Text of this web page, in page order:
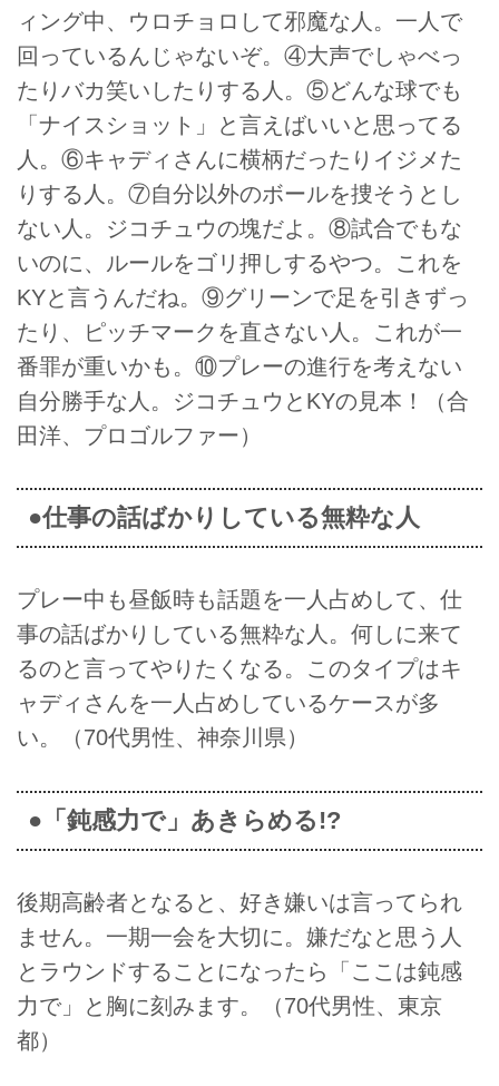
ィング中、ウロチョロして邪魔な人。一人で
回っているんじゃないぞ。④大声でしゃべっ
たりバカ笑いしたりする人。⑤どんな球でも
「ナイスショット」と言えばいいと思ってる
人。⑥キャディさんに横柄だったりイジメた
りする人。⑦自分以外のボールを捜そうとし
ない人。ジコチュウの塊だよ。⑧試合でもな
いのに、ルールをゴリ押しするやつ。これを
KYと言うんだね。⑨グリーンで足を引きずっ
たり、ピッチマークを直さない人。これが一
番罪が重いかも。⑩プレーの進行を考えない
自分勝手な人。ジコチュウとKYの見本！（合
田洋、プロゴルファー）
●仕事の話ばかりしている無粋な人
プレー中も昼飯時も話題を一人占めして、仕
事の話ばかりしている無粋な人。何しに来て
るのと言ってやりたくなる。このタイプはキ
ャディさんを一人占めしているケースが多
い。（70代男性、神奈川県）
●「鈍感力で」あきらめる!?
後期高齢者となると、好き嫌いは言ってられ
ません。一期一会を大切に。嫌だなと思う人
とラウンドすることになったら「ここは鈍感
力で」と胸に刻みます。（70代男性、東京
都）